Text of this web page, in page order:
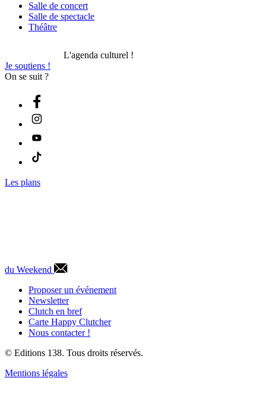
Salle de concert
Salle de spectacle
Théâtre
L'agenda culturel !
Je soutiens !
On se suit ?
Les plans
du Weekend
Proposer un événement
Newsletter
Clutch en bref
Carte Happy Clutcher
Nous contacter !
© Editions 138. Tous droits réservés.
Mentions légales